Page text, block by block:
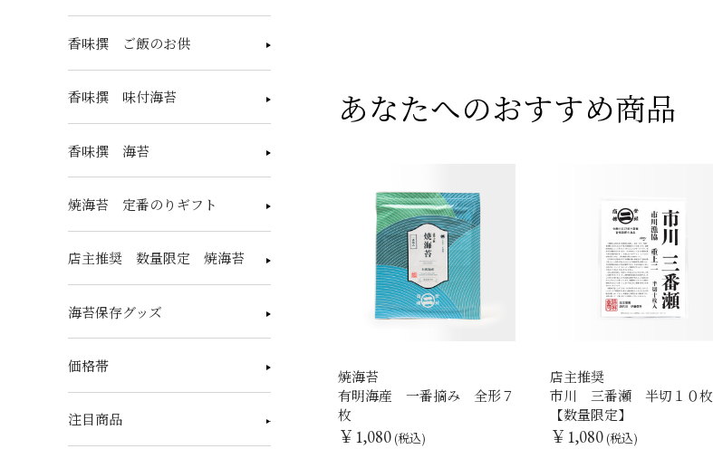
香味撰 ご飯のお供
香味撰 味付海苔
香味撰 海苔
焼海苔 定番のりギフト
店主推奨 数量限定 焼海苔
海苔保存グッズ
価格帯
注目商品
あなたへのおすすめ商品
焼海苔
有明海産 一番摘み 全形７
枚
￥1,080 (税込)
店主推奨
市川 三番瀬 半切１０枚
【数量限定】
￥1,080(税込)